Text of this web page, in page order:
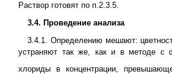
Раствор готовят по п.2.3.5.
3.4. Проведение анализа
3.4.1. Определению мешают:
устраняют так же, как и в методе с
хлориды в концентрации,